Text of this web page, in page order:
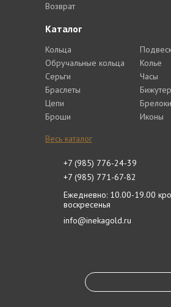
Каталог
Кольца
Обручальные кольца
Серьги
Браслеты
Цепи
Броши
Колье
Часы
Брелоки
Иконы
Весь каталог
Возврат
+7 (985) 776-24-39
+7 (985) 771-67-82
Ежедневно: 10.00-19.00
воскресенья
info@inekagold.ru